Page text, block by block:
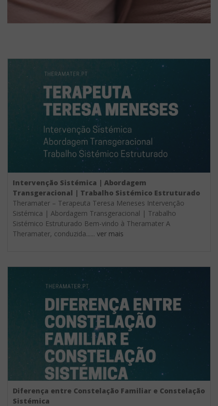
Intervenção Sistémica | Abordagem
Transgeracional | Trabalho Sistémico Estruturado
Theramater – Terapeuta Teresa Meneses Intervenção
Sistémica | Abordagem Transgeracional | Trabalho
Sistémico Estruturado Bem-vindo à Theramater A
Theramater, conduzida...... ver mais
Diferença entre Constelação Familiar e Constelação
Sistémica